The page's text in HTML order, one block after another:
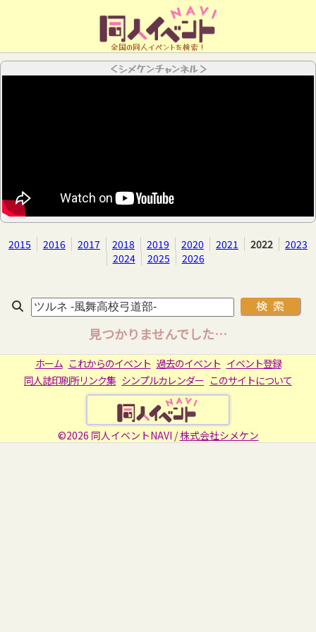
全国の同人イベントを検索！
＜シメケンチャンネル＞
2015 2016 2017 2018 2019 2020 2021 2022
2023
2024
2025 2026
見つかりませんでした…
ホーム これからのイベント 過去のイベント イベント登録
同人誌印刷所リンク集 シンプルカレンダー このサイトについて
©2026 同人イベントNAVI /株式会社シメケン